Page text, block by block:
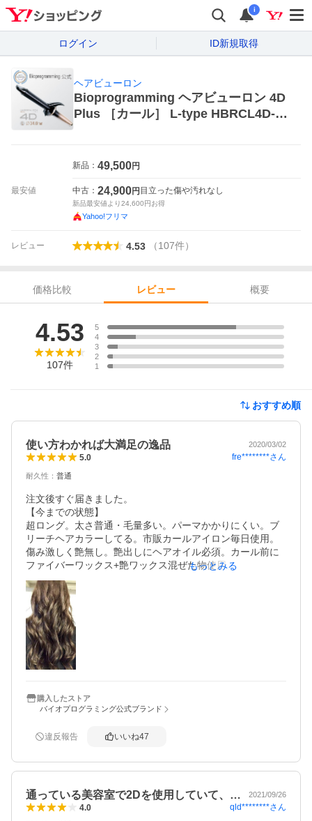
i
ログイン ID新規取得
ヘアビューロン
Bioprogramming ヘアビューロン 4D
Plus ［カール］ L-type HBRCL4D-G
最安値
新品： 49,500円
中古： 24,900円 目立った傷や汚れなし
新品最安値より24,600円お得
Yahoo!フリマ
レビュー 4.53 （107件）
価格比較 レビュー
概要
4.53
107件
5
4
3
2
1
おすすめ順
使い方わかれば大満足の逸品 2020/03/02
5.0 fre********さん
耐久性 ： 普通
注文後すぐ届きました。
【今までの状態】
超ロング。太さ普通・毛量多い。パーマかかりにくい。ブ
リーチヘアカラーしてる。市販カールアイロン毎日使用。
傷み激しく艶無し。艶出しにヘアオイル必須。カール前に
ファイバーワックス+艶ワックス混ぜた物使用。
【ヘアビューロン使用して】
１日目。シャントリ後オイル無でドライヤー、ヘアビュー
ロン160℃でカール。普通のアイロンよりはしっとり。艶々
にはならず。
２日目。シャントリ後オイル有でドライヤー、140℃でカー
ル。見事な艶出る。カールは２〜３時間キープ。
う半乾燥。40〜80℃でゆっくり時間かけ伸ばす。その後10
0℃でカール。髪柔らかくなり艶々。カール取れやすい。
４日目。シャントリ後オイル有り、タオルドライ後100℃ヘ
ス軽く付け180℃でカール。艶々でカールも持続。
結論。髪質が柔らかくスルンに変わった。艶は元々無いの
でちょいオイル付けで倍増。低温で時間かける方が髪質が
もっとみる
購入したストア
バイオプログラミング公式ブランド
違反報告 いいね47
通っている美容室で2Dを使用していて、… 2021/09/26
4.0 qld********さん